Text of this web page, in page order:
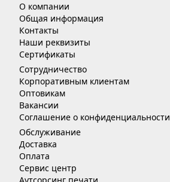
О компании
Общая информация
Контакты
Наши реквизиты
Сертификаты
Сотрудничество
Корпоративным клиентам
Оптовикам
Вакансии
Соглашение о конфиденциальности
Обслуживание
Доставка
Оплата
Сервис центр